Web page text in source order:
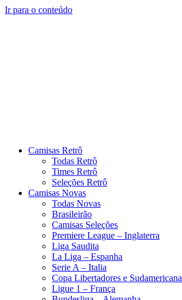
Ir para o conteúdo
Camisas Retrô
Todas Retrô
Times Retrô
Seleções Retrô
Camisas Novas
Todas Novas
Brasileirão
Camisas Seleções
Premiere League – Inglaterra
Liga Saudita
La Liga – Espanha
Serie A – Italia
Copa Libertadores e Sudamericana
Ligue 1 – França